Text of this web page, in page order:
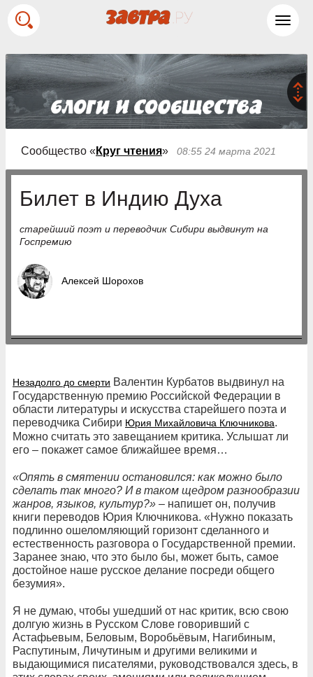
Сообщество « Круг чтения» 08:55 24 марта 2021
Билет в Индию Духа
старейший поэт и переводчик Сибири выдвинут на
Госпремию
Алексей Шорохов
Незадолго до смерти Валентин Курбатов выдвинул на
Государственную премию Российской Федерации в
области литературы и искусства старейшего поэта и
переводчика Сибири Юрия Михайловича Ключникова.
Можно считать это завещанием критика. Услышат ли
его – покажет самое ближайшее время…
«Опять в смятении остановился: как можно было
сделать так много? И в таком щедром разнообразии
жанров, языков, культур?» – напишет он, получив
книги переводов Юрия Ключникова. «Нужно показать
подлинно ошеломляющий горизонт сделанного и
естественность разговора о Государственной премии.
Заранее знаю, что это было бы, может быть, самое
достойное наше русское делание посреди общего
безумия».
Я не думаю, чтобы ушедший от нас критик, всю свою
долгую жизнь в Русском Слове говоривший с
Астафьевым, Беловым, Воробьёвым, Нагибиным,
Распутиным, Личутиным и другими великими и
выдающимися писателями, руководствовался здесь, в